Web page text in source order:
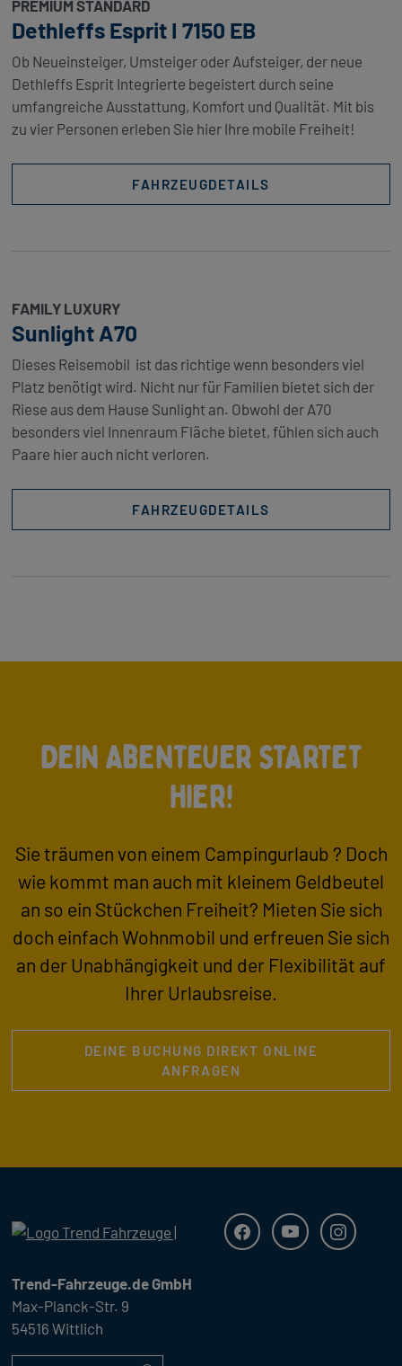
PREMIUM STANDARD
Dethleffs Esprit I 7150 EB
Ob Neueinsteiger, Umsteiger oder Aufsteiger, der neue
Dethleffs Esprit Integrierte begeistert durch seine
umfangreiche Ausstattung, Komfort und Qualität. Mit bis
zu vier Personen erleben Sie hier Ihre mobile Freiheit!
FAHRZEUGDETAILS
FAMILY LUXURY
Sunlight A70
Dieses Reisemobil ist das richtige wenn besonders viel
Platz benötigt wird. Nicht nur für Familien bietet sich der
Riese aus dem Hause Sunlight an. Obwohl der A70
besonders viel Innenraum Fläche bietet, fühlen sich auch
Paare hier auch nicht verloren.
FAHRZEUGDETAILS
Dein Abenteuer startet
hier!
Sie träumen von einem Campingurlaub ? Doch
wie kommt man auch mit kleinem Geldbeutel
an so ein Stückchen Freiheit? Mieten Sie sich
doch einfach Wohnmobil und erfreuen Sie sich
an der Unabhängigkeit und der Flexibilität auf
Ihrer Urlaubsreise.
DEINE BUCHUNG DIREKT ONLINE
ANFRAGEN
Trend Fahrzeuge
FacebookYoutube
Trend-Fahrzeuge.de GmbH
Max-Planck-Str. 9
54516 Wittlich